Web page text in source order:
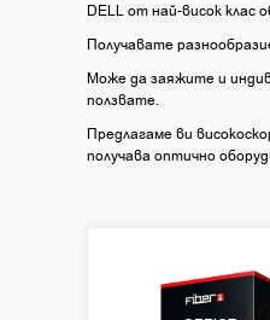
DELL от най-висок
Получавате
Може да заяжите и
ползвате.
Предлагаме ви
получава оптично